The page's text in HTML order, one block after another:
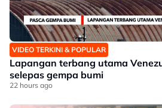
VIDEO TERKINI & POPULAR
Lapangan terbang utama
selepas gempa bumi
22 hours ago